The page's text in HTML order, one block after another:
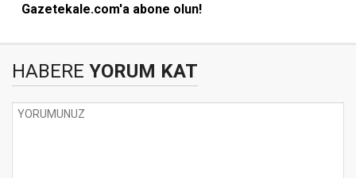
Gazetekale.com'a abone olun!
HABERE YORUM KAT